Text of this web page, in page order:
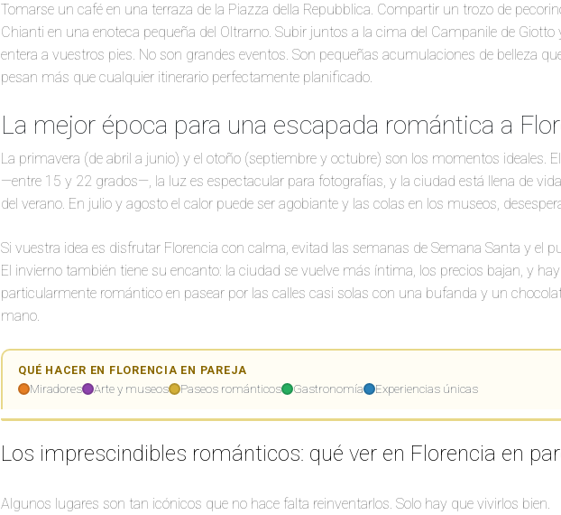
Tomarse un café en una terraza de la Piazza della Repubblica. Compartir un trozo de
Chianti en una enoteca pequeña del Oltrarno. Subir juntos a la cima del Campanile de Giotto
entera a vuestros pies. No son grandes eventos. Son pequeñas acumulaciones de belleza
pesan más que cualquier itinerario perfectamente planificado.
La mejor época para una escapada romántica a
La primavera (de abril a junio) y el otoño (septiembre y octubre) son los momentos ideales.
—entre 15 y 22 grados—, la luz es espectacular para fotografías, y la ciudad está llena de
del verano. En julio y agosto el calor puede ser agobiante y las colas en los museos,
Si vuestra idea es disfrutar Florencia con calma, evitad las semanas de Semana Santa y el
El invierno también tiene su encanto: la ciudad se vuelve más íntima, los precios bajan, y
particularmente romántico en pasear por las calles casi solas con una bufanda y un
mano.
QUÉ HACER EN FLORENCIA EN PAREJA
Miradores
Arte y museos Paseos románticos Gastronomía Experiencias únicas
🌅🌅
🎨
🎨
💛
💛
🍷
+
Los imprescindibles románticos: qué ver en Florencia en
Algunos lugares son tan icónicos que no hace falta reinventarlos. Solo hay que vivirlos bien.